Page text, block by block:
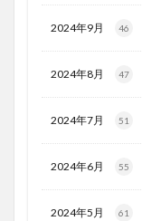
2024年9月 46
2024年8月 47
2024年7月 51
2024年6月 55
2024年5月 61